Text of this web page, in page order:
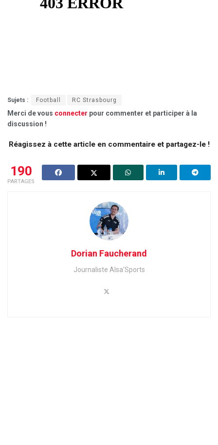
Sujets : Football RC Strasbourg
Merci de vous connecter pour commenter et participer à la
discussion !
Réagissez à cette article en commentaire et partagez-le !
190
PARTAGES
Dorian Faucherand
Journaliste Alsa'Sports